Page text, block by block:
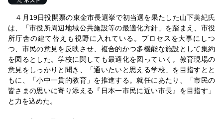
４月19日投開票の東金市長選挙で初当選を果たした山下美紀氏
は、「市役所周辺地域公共施設等の最適化方針」を踏まえ、市役
所庁舎の建て替えも視野に入れている。プロセスを大事にしつ
つ、市民の意見を反映させ、複合的かつ多機能な施設として集約
を図るとした。学校に関しても最適化を図っていく。教育現場の
意見をしっかりと聞き、「通いたいと思える学校」を目指すとと
もに、「小中一貫的教育」を推進する。就任にあたり、「市民の
皆さまの思いに寄り添える『日本一市民に近い市長』を目指す」
と力を込めた。